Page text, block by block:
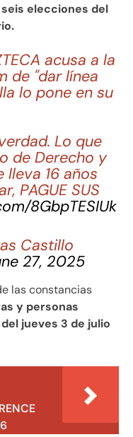
seis elecciones del
acusa a la
de "dar línea
lo pone en su
Lo que
de Derecho y
lleva 16 años
PAGUE SUS
8GbpTESIUk
Castillo
27, 2025
las constancias
y personas
jueves 3 de julio